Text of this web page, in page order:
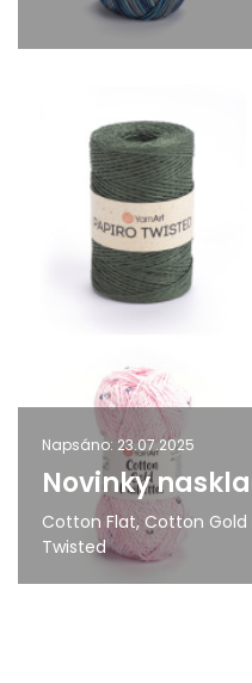
Napsáno: 23.07.2025
Novinky
Cotton Flat, Cotton Gold
Twisted